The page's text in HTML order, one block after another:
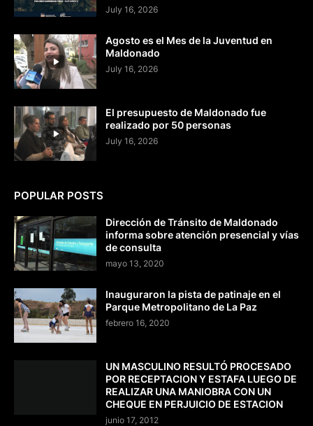
July 16, 2026
Agosto es el Mes de la Juventud en
Maldonado
July 16, 2026
El presupuesto de Maldonado fue
realizado por 50 personas
July 16, 2026
POPULAR POSTS
Dirección de Tránsito de Maldonado
informa sobre atención presencial y vías
de consulta
mayo 13, 2020
Inauguraron la pista de patinaje en el
Parque Metropolitano de La Paz
febrero 16, 2020
UN MASCULINO RESULTÓ PROCESADO
POR RECEPTACION Y ESTAFA LUEGO DE
REALIZAR UNA MANIOBRA CON UN
CHEQUE EN PERJUICIO DE ESTACION
junio 17, 2012